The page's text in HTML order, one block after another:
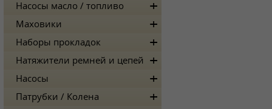
Насосы масло / топливо
Маховики
Наборы прокладок
Натяжители ремней и цепей
Насосы
Патрубки / Колена